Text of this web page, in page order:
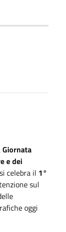
Giornata
e dei
celebra il 1°
sul
oggi